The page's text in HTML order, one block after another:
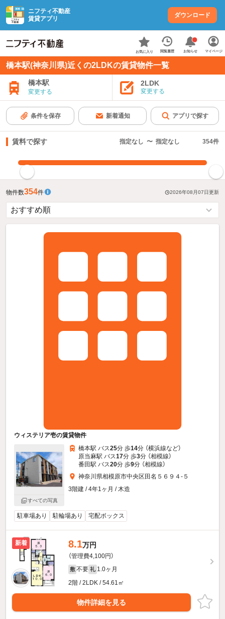
ニフティ不動産
賃貸アプリ
ダウンロード
お気に入り 閲覧履歴 お知らせ マイページ
橋本駅(神奈川県)近くの2LDKの賃貸物件一覧
橋本駅
変更する
2LDK
変更する
条件を保存 新着通知 アプリで探す
賃料で探す 指定なし 〜 指定なし 354件
物件数354件 2026年08月07日更新
ウィステリア壱の賃貸物件
すべての写真
橋本駅 バス25分 歩14分 （横浜線など）
原当麻駅 バス17分 歩3分 （相模線）
番田駅 バス20分 歩9分 （相模線）
神奈川県相模原市中央区田名５６９４-５
3階建 / 4年1ヶ月 / 木造
駐車場あり 駐輪場あり 宅配ボックス
新着 8.1万円
（管理費4,100円）
敷 不要 礼 1.0ヶ月
2階 / 2LDK / 54.61㎡
物件詳細を見る